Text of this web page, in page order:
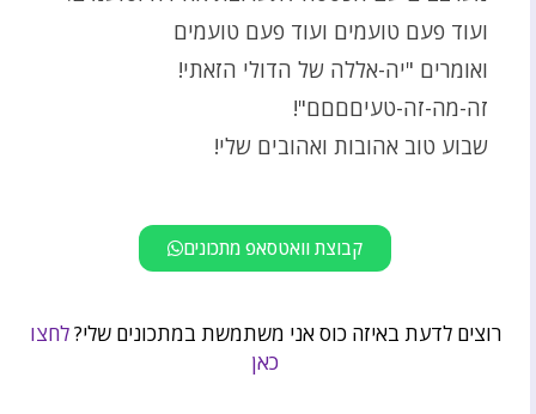
ועוד פעם טועמים ועוד פעם טועמים
ואומרים "יה-אללה של הדולי הזאתי!
זה-מה-זה-טעיםםםם"!
שבוע טוב אהובות ואהובים שלי!
קבוצת וואטסאפ מתכונים
רוצים לדעת באיזה כוס אני משתמשת במתכונים שלי?לחצו
כאן